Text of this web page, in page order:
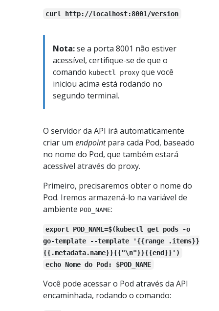
curl http://localhost:8001/version
Nota:se a porta 8001 não estiver
acessível, certifique-se de que o
comando kubectl proxy que você
iniciou acima está rodando no
segundo terminal.
O servidor da API irá automaticamente
criar um endpointpara cada Pod, baseado
no nome do Pod, que também estará
acessível através do proxy.
Primeiro, precisaremos obter o nome do
Pod. Iremos armazená-lo na variável de
ambiente POD_NAME:
export POD_NAME=$(kubectl get pods -o
go-template --template '{{range .items}}
{{.metadata.name}}{{"\n"}}{{end}}')
echo Nome do Pod: $POD_NAME
Você pode acessar o Pod através da API
encaminhada, rodando o comando: